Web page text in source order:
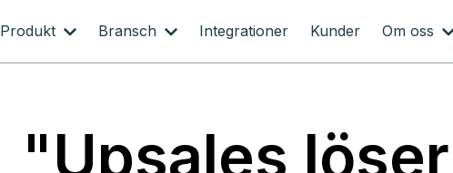
Produkt Bransch Integrationer Kunder Om oss
"Upsales